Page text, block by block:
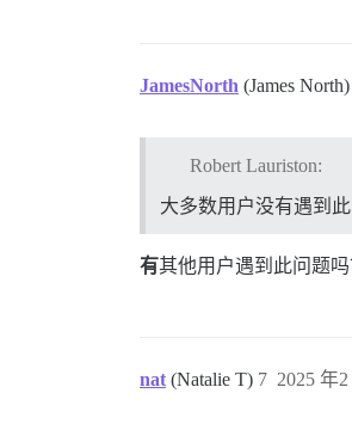
JamesNorth (James North)
Robert Lauriston:
大多数用户没有遇到
有其他用户遇到此问题吗
nat (Natalie T) 2025 年
7